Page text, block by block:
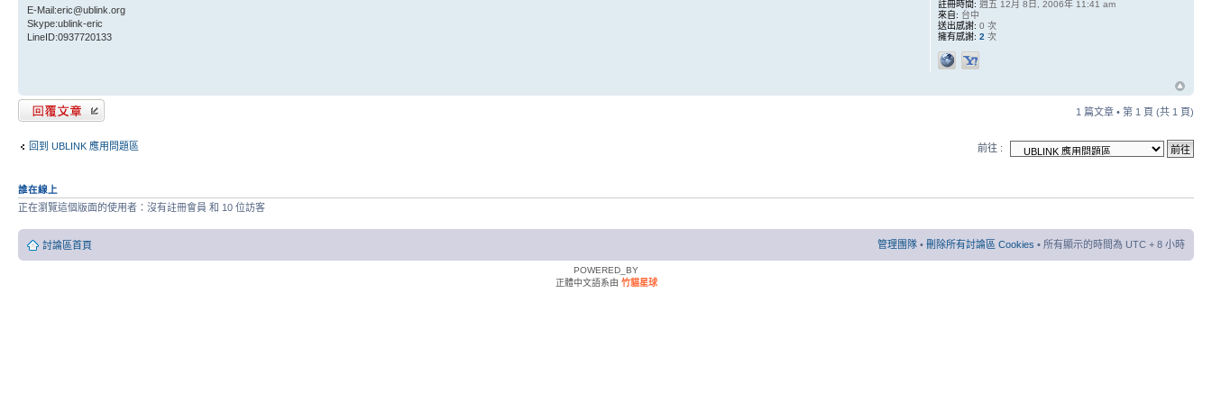
E-Mail:eric@ublink.org
Skype:ublink-eric
LineID:0937720133
註冊時間: 週五 12月 8日, 2006年 11:41 am
來自: 台中
送出感謝: 0 次
擁有感謝: 2 次
發表回覆 1 篇文章 • 第 1 頁 (共 1 頁)
回到 UBLINK 應用問題區 前往 :
誰在線上
正在瀏覽這個版面的使用者：沒有註冊會員 和 10 位訪客
討論區首頁 管理團隊 • 刪除所有討論區 Cookies • 所有顯示的時間為 UTC + 8 小時
POWERED_BY
正體中文語系由 竹貓星球